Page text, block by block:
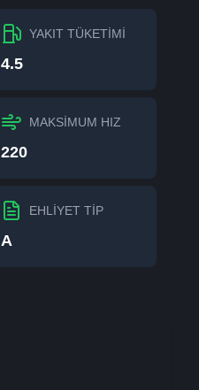
YAKIT TÜKETİMİ
4.5
MAKSİMUM HIZ
220
EHLİYET TİP
A